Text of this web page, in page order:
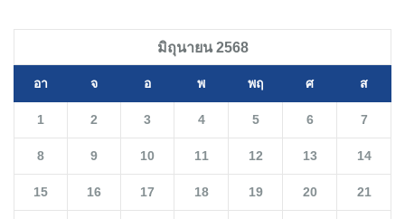
มิถุนายน 2568
อา จ อ พ พฤ ศ ส
1 2 3 4 5 6 7
8 9 10 11 12 13 14
15 16 17 18 19 20 21